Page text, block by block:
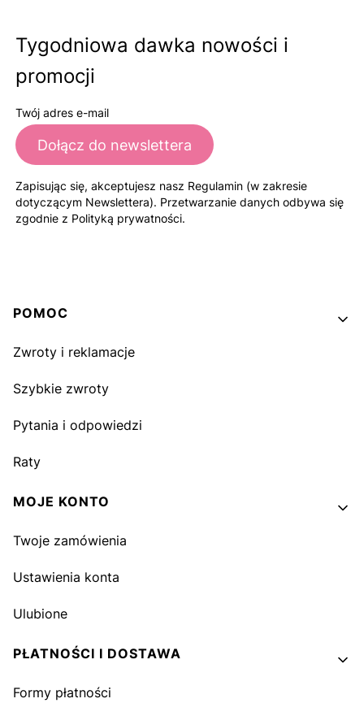
Tygodniowa dawka nowości i
promocji
Twój adres e-mail
Dołącz do newslettera
Zapisując się, akceptujesz nasz Regulamin (w zakresie
dotyczącym Newslettera). Przetwarzanie danych odbywa się
zgodnie z Polityką prywatności.
Linki w stopce
POMOC
Zwroty i reklamacje
Szybkie zwroty
Pytania i odpowiedzi
Raty
MOJE KONTO
Twoje zamówienia
Ustawienia konta
Ulubione
PŁATNOŚCI I DOSTAWA
Formy płatności